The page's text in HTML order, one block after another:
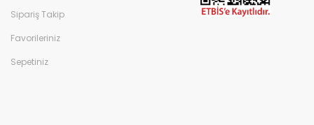
Sipariş Takip
Favorileriniz
Sepetiniz